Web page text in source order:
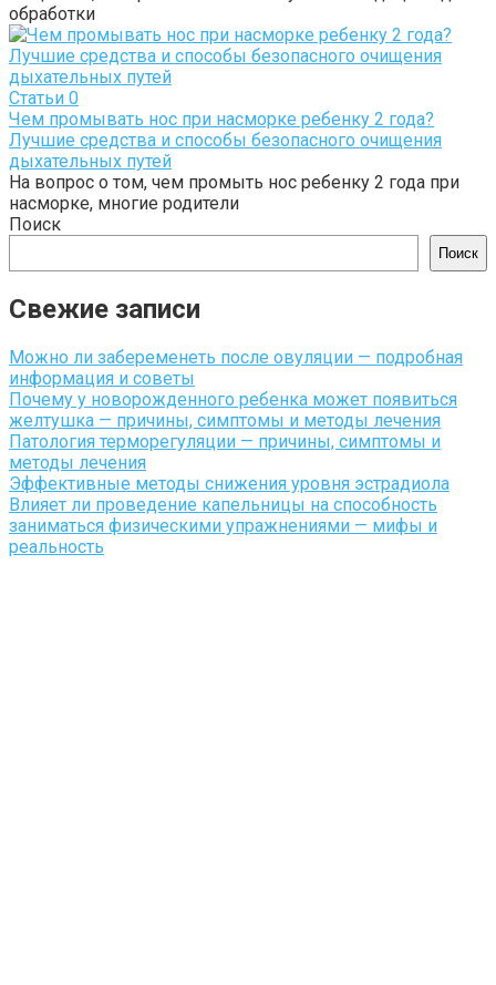
обработки
Статьи 0
Чем промывать нос при насморке ребенку 2 года?
Лучшие средства и способы безопасного очищения
дыхательных путей
На вопрос о том, чем промыть нос ребенку 2 года при
насморке, многие родители
Поиск
Поиск
Свежие записи
Можно ли забеременеть после овуляции — подробная
информация и советы
Почему у новорожденного ребенка может появиться
желтушка — причины, симптомы и методы лечения
Патология терморегуляции — причины, симптомы и
методы лечения
Эффективные методы снижения уровня эстрадиола
Влияет ли проведение капельницы на способность
заниматься физическими упражнениями — мифы и
реальность